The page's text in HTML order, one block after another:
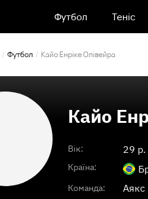
Футбол Теніс
Футбол Кайо Енріке Олівейра
Кайо
Вік: 29
Країна:
Команда: Аякс